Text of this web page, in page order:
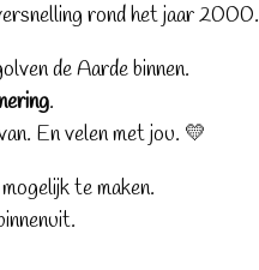
rond het jaar 2000.
de Aarde binnen.
.
En velen met jou. 💛
te maken.